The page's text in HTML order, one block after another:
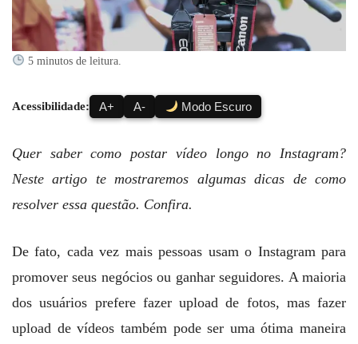
5 minutos de leitura.
Acessibilidade: A+ A- Modo Escuro
Quer saber como postar vídeo longo no Instagram?
Neste artigo te mostraremos algumas dicas de como
resolver essa questão. Confira.
De fato, cada vez mais pessoas usam o Instagram para
promover seus negócios ou ganhar seguidores. A maioria
dos usuários prefere fazer upload de fotos, mas fazer
upload de vídeos também pode ser uma ótima maneira